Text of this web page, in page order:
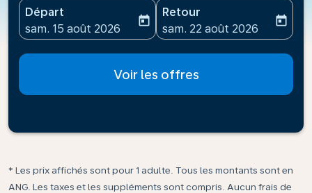
Départ
fc-booking-departure-date-aria-label
sam. 15 août 2026
today
Retour
fc-booking-return-date-
sam. 22 août 2026
today
Voir les offres
* Les prix affichés sont pour 1 adulte. Tous les montants sont en
ANG. Les taxes et les suppléments sont compris. Aucun frais de